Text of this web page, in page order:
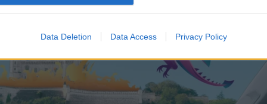
Data Deletion Data Access Privacy Policy